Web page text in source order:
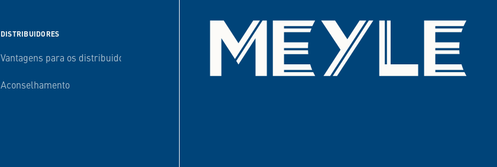
DISTRIBUIDORES
Vantagens para os distribuidores
Aconselhamento